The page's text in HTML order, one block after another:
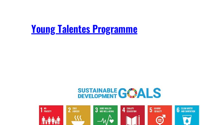
Young Talentes Programme